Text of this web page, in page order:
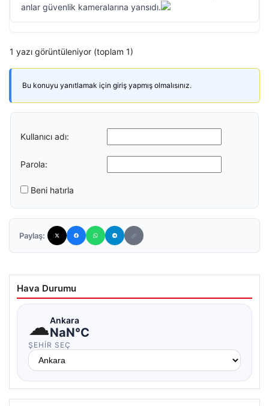
anlar güvenlik kameralarına yansıdı.
1 yazı görüntüleniyor (toplam 1)
Bu konuyu yanıtlamak için giriş yapmış olmalısınız.
Kullanıcı adı:
Parola:
Beni hatırla
Paylaş:
Hava Durumu
☁Ankara
NaN°C
ŞEHIR SEÇ